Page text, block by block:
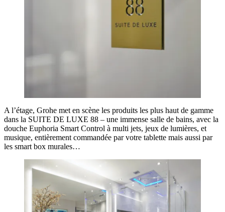
A l’étage, Grohe met en scène les produits les plus haut de gamme
dans la SUITE DE LUXE 88 – une immense salle de bains, avec la
douche Euphoria Smart Control à multi jets, jeux de lumières, et
musique, entièrement commandée par votre tablette mais aussi par
les smart box murales…